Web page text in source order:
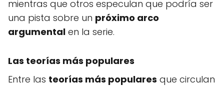
mientras que otros especulan que podría ser
una pista sobre un próximo arco
argumental en la serie.
Las teorías más populares
Entre las teorías más populares que circulan